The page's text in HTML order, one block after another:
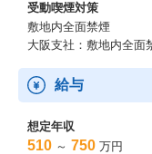
受動喫煙対策
敷地内全面禁煙
大阪支社：敷地内全面
給与
想定年収
510 ～ 750 万円